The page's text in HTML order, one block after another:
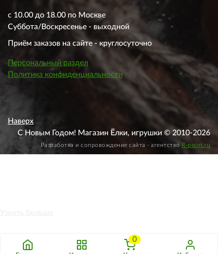
с 10.00 до 18.00 по Москве
Суббота/Воскресенье - выходной
Приём заказов на сайте - круглосуточно
Персональный раздел
Политика конфиденциальности
Наверх
С Новым Годом! Магазин Ёлки, игрушки © 2010-2026
Разработка и сопровождение сайта - агентство R-point.ru
0
Минимальные
Аналитические/Функциональные